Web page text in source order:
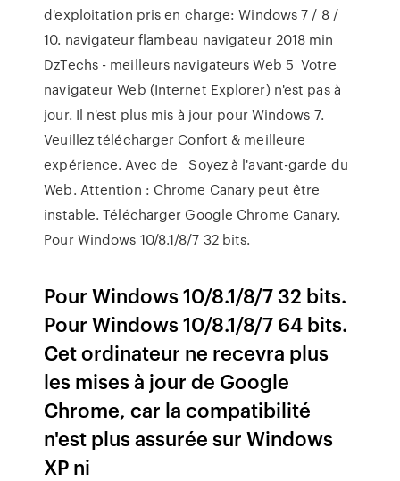
d'exploitation pris en charge: Windows 7 / 8 /
10. navigateur flambeau navigateur 2018 min
DzTechs - meilleurs navigateurs Web 5 Votre
navigateur Web (Internet Explorer) n'est pas à
jour. Il n'est plus mis à jour pour Windows 7.
Veuillez télécharger Confort & meilleure
expérience. Avec de Soyez à l'avant-garde du
Web. Attention : Chrome Canary peut être
instable. Télécharger Google Chrome Canary.
Pour Windows 10/8.1/8/7 32 bits.
Pour Windows 10/8.1/8/7 32 bits.
Pour Windows 10/8.1/8/7 64 bits.
Cet ordinateur ne recevra plus
les mises à jour de Google
Chrome, car la compatibilité
n'est plus assurée sur Windows
XP ni